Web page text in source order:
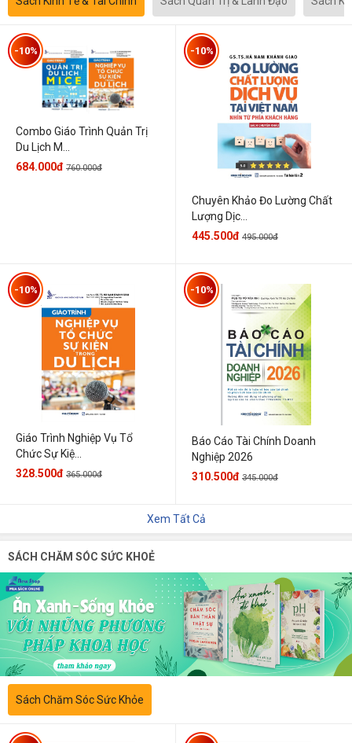
Combo Giáo Trình Quản Trị
Du Lịch M...
-10%
684.000đ 760.000đ
Chuyên Khảo Đo Lường Chất
Lượng Dịc...
-10%
445.500đ 495.000đ
Giáo Trình Nghiệp Vụ Tổ
Chức Sự Kiệ...
-10%
328.500đ 365.000đ
Báo Cáo Tài Chính Doanh
Nghiệp 2026
-10%
310.500đ 345.000đ
Xem Tất Cả
SÁCH CHĂM SÓC SỨC KHOẺ
Sách Chăm Sóc Sức Khỏe